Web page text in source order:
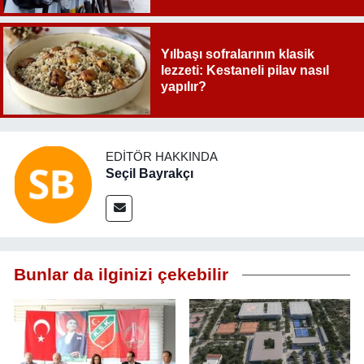
Yılbaşı sofralarının klasik
lezzeti: Kestaneli pilav nasıl
yapılır?
EDITÖR HAKKINDA
Seçil Bayrakçı
Bunlar da ilginizi çekebilir